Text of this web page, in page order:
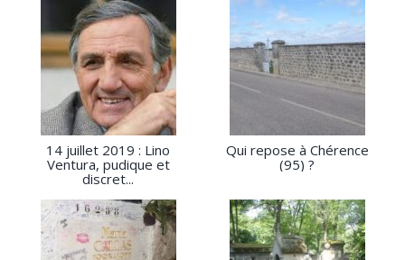
14 juillet 2019 : Lino
Ventura, pudique et
discret...
Qui repose à Chérence
(95) ?